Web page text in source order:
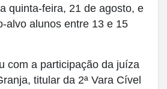
quinta-feira, 21 de agosto, e
alvo alunos entre 13 e 15
com a participação da juíza
titular da 2ª Vara Cível